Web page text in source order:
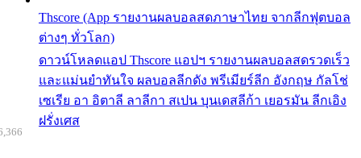
Thscore (App รายงานผลบอลสดภาษาไทย จากลีกฟุตบอล
ต่างๆ ทั่วโลก)
ดาวน์โหลดแอป Thscore แอปฯ รายงานผลบอลสดรวดเร็ว
และแม่นยำทันใจ ผลบอลลีกดัง พรีเมียร์ลีก อังกฤษ กัลโช่
เซเรีย อา อิตาลี ลาลีกา สเปน บุนเดสลีก้า เยอรมัน ลีกเอิง
ฝรั่งเศส